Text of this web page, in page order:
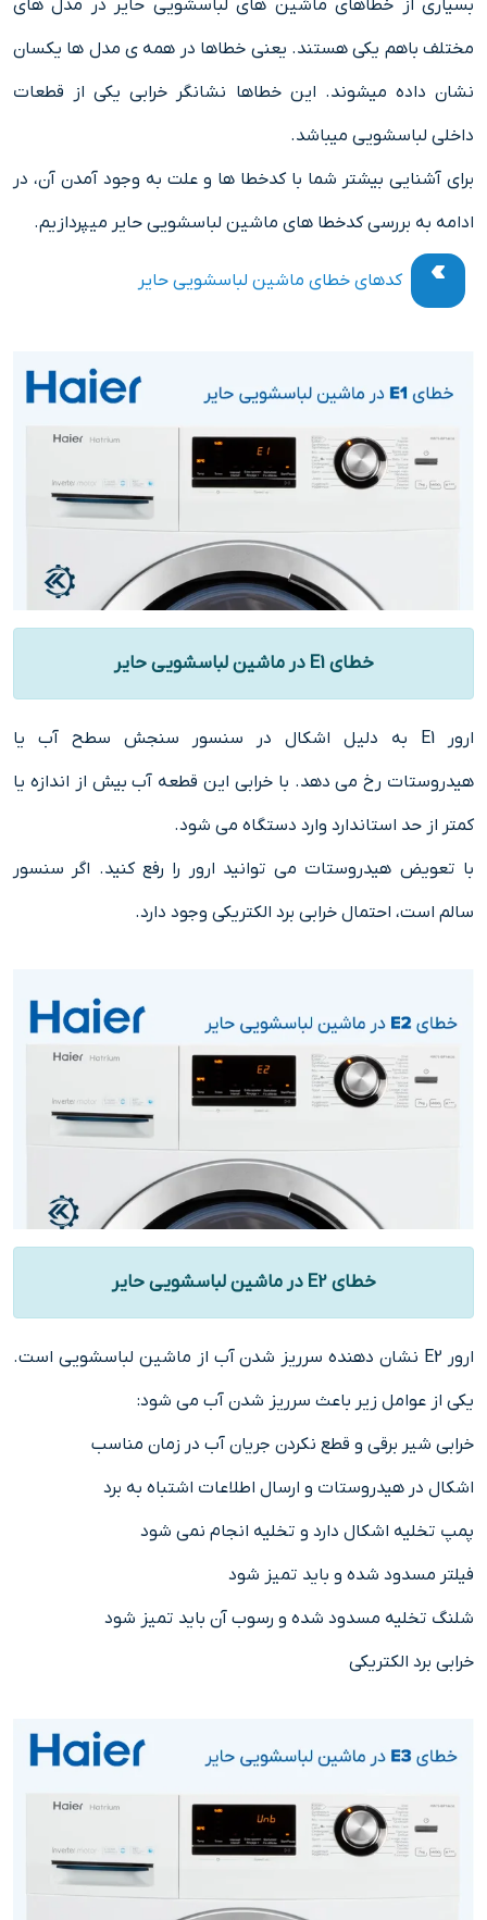
بسیاری از خطاهای ماشین های لباسشویی حایر در مدل های
مختلف باهم یکی هستند. یعنی خطاها در همه ی مدل ها یکسان
نشان داده میشوند. این خطاها نشانگر خرابی یکی از قطعات
داخلی لباسشویی میباشد.
برای آشنایی بیشتر شما با کدخطا ها و علت به وجود آمدن آن، در
ادامه به بررسی کدخطا های ماشین لباسشویی حایر میپردازیم.
کدهای خطای ماشین لباسشویی حایر
خطای E1 در ماشین لباسشویی حایر
ارور E1 به دلیل اشکال در سنسور سنجش سطح آب یا
هیدروستات رخ می دهد. با خرابی این قطعه آب بیش از اندازه یا
کمتر از حد استاندارد وارد دستگاه می شود.
با تعویض هیدروستات می توانید ارور را رفع کنید. اگر سنسور
سالم است، احتمال خرابی برد الکتریکی وجود دارد.
خطای E2 در ماشین لباسشویی حایر
ارور E2 نشان دهنده سرریز شدن آب از ماشین لباسشویی است.
یکی از عوامل زیر باعث سرریز شدن آب می شود:
خرابی شیر برقی و قطع نکردن جریان آب در زمان مناسب
اشکال در هیدروستات و ارسال اطلاعات اشتباه به برد
پمپ تخلیه اشکال دارد و تخلیه انجام نمی شود
فیلتر مسدود شده و باید تمیز شود
شلنگ تخلیه مسدود شده و رسوب آن باید تمیز شود
خرابی برد الکتریکی